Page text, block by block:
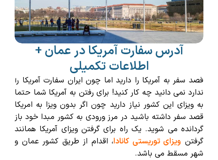
آدرس سفارت آمریکا در عمان +
اطلاعات تکمیلی
قصد سفر به آمریکا را دارید اما چون ایران سفارت آمریکا را
ندارد نمی دانید چه کار کنید! برای رفتن به آمریکا شما حتما
به ویزای این کشور نیاز دارید چون اگر بدون ویزا به امریکا
قصد سفر داشته باشید در مرز ورودی به کشور مبدا خود باز
گردانده می شوید. یک راه برای گرفتن ویزای آمریکا همانند
گرفتن ویزای توریستی کانادا، اقدام از طریق کشور عمان و
شهر مسقط می باشد.